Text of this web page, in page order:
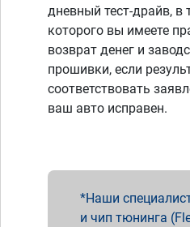
дневный тест-драйв, в
которого вы имеете
возврат денег и
прошивки, если
соответствовать
ваш авто исправен.
Наши
и чип тюнинга